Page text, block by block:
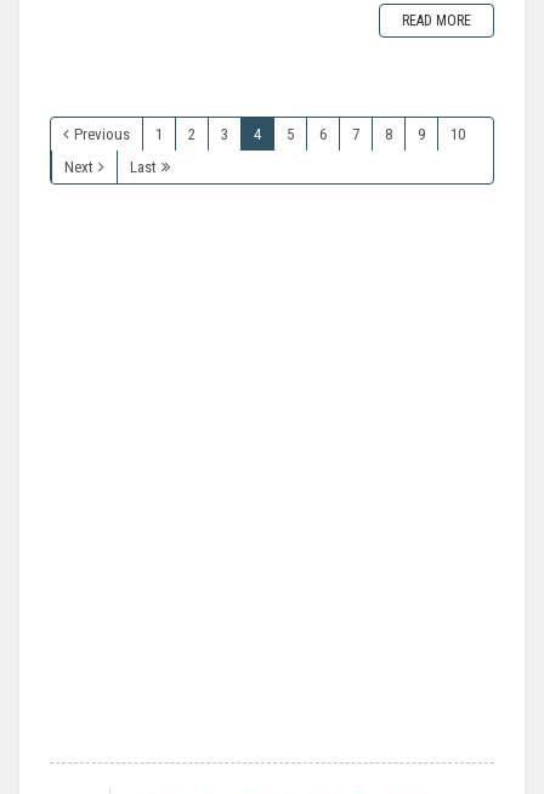
READ MORE
Previous 1 2 3 4 5 6 7 8 9
10
Next
Last